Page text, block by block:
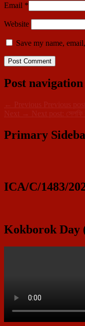
Email *
Website
Save my name,
Post navigation
← Previous Previous post:
Next → Next post:
Primary
ICA/C/1483/
Kokborok Day